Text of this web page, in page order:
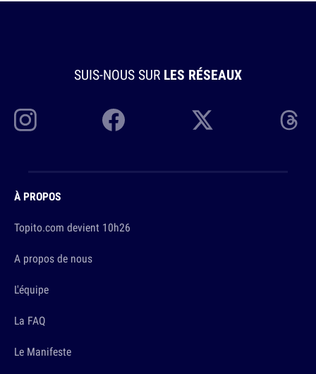
SUIS-NOUS SUR LES RÉSEAUX
À PROPOS
Topito.com devient 10h26
A propos de nous
L'équipe
La FAQ
Le Manifeste